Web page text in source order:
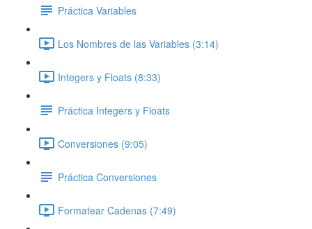
Práctica Variables
Los Nombres de las Variables (3:14)
Integers y Floats (8:33)
Práctica Integers y Floats
Conversiones (9:05)
Práctica Conversiones
Formatear Cadenas (7:49)